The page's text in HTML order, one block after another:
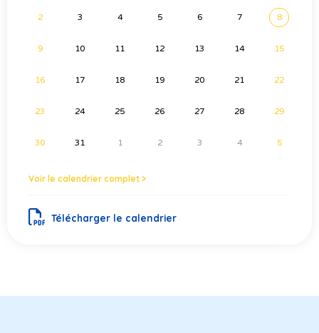
2 3 4 5 6 7 8
9 10 11 12 13 14 15
16 17 18 19 20 21 22
23 24 25 26 27 28 29
30 31 1 2 3 4 5
Voir le calendrier complet >
Télécharger le calendrier